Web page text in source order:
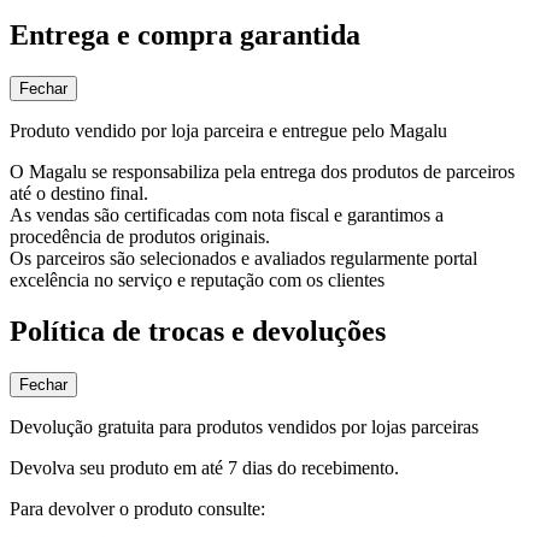
Entrega e compra garantida
Fechar
Produto vendido por loja parceira e entregue pelo Magalu
O Magalu se responsabiliza pela entrega dos produtos de parceiros
até o destino final.
As vendas são certificadas com nota fiscal e garantimos a
procedência de produtos originais.
Os parceiros são selecionados e avaliados regularmente portal
excelência no serviço e reputação com os clientes
Política de trocas e devoluções
Fechar
Devolução gratuita para produtos vendidos por lojas parceiras
Devolva seu produto em até 7 dias do recebimento.
Para devolver o produto consulte: